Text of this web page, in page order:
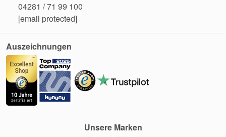
04281 / 71 99 100
[email protected]
Auszeichnungen
Unsere Marken